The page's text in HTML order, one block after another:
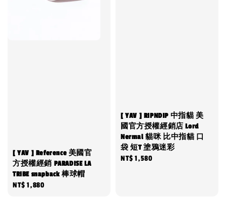
[ YAV ] Reference 美國官
方授權經銷 PARADISE LA
TRIBE snapback 棒球帽
Regular
NT$ 1,880
[ YAV ] RIPNDIP 中指貓 美
國官方授權經銷店 Lord
Nermal 貓咪 比中指貓 口
袋 短T 塗鴉迷彩
Regular
NT$ 1,580